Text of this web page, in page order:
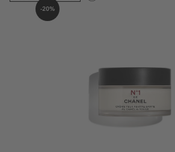
-20%